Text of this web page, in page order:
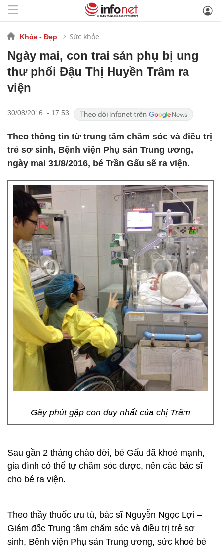
Khỏe - Đẹp Sức khỏe
Ngày mai, con trai sản phụ bị ung
thư phổi Đậu Thị Huyền Trâm ra
viện
30/08/2016 - 17:53
Theo thông tin từ trung tâm chăm sóc và điều trị
trẻ sơ sinh, Bệnh viện Phụ sản Trung ương,
ngày mai 31/8/2016, bé Trần Gấu sẽ ra viện.
Gây phút gặp con duy nhất của chị Trâm
Sau gần 2 tháng chào đời, bé Gấu đã khoẻ mạnh,
gia đình có thể tự chăm sóc được, nên các bác sĩ
cho bé ra viện.
Theo thầy thuốc ưu tú, bác sĩ Nguyễn Ngọc Lợi –
Giám đốc Trung tâm chăm sóc và điều trị trẻ sơ
sinh, Bệnh viện Phụ sản Trung ương, sức khoẻ bé